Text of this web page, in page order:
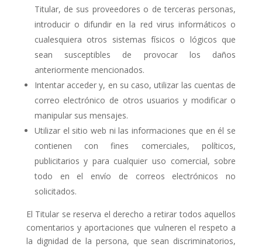
Titular, de sus proveedores o de terceras personas,
introducir o difundir en la red virus informáticos o
cualesquiera otros sistemas físicos o lógicos que
sean susceptibles de provocar los daños
anteriormente mencionados.
Intentar acceder y, en su caso, utilizar las cuentas de
correo electrónico de otros usuarios y modificar o
manipular sus mensajes.
Utilizar el sitio web ni las informaciones que en él se
contienen con fines comerciales, políticos,
publicitarios y para cualquier uso comercial, sobre
todo en el envío de correos electrónicos no
solicitados.
El Titular se reserva el derecho a retirar todos aquellos
comentarios y aportaciones que vulneren el respeto a
la dignidad de la persona, que sean discriminatorios,